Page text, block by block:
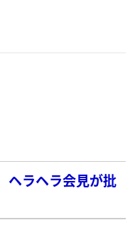
ヘラヘラ会見が批